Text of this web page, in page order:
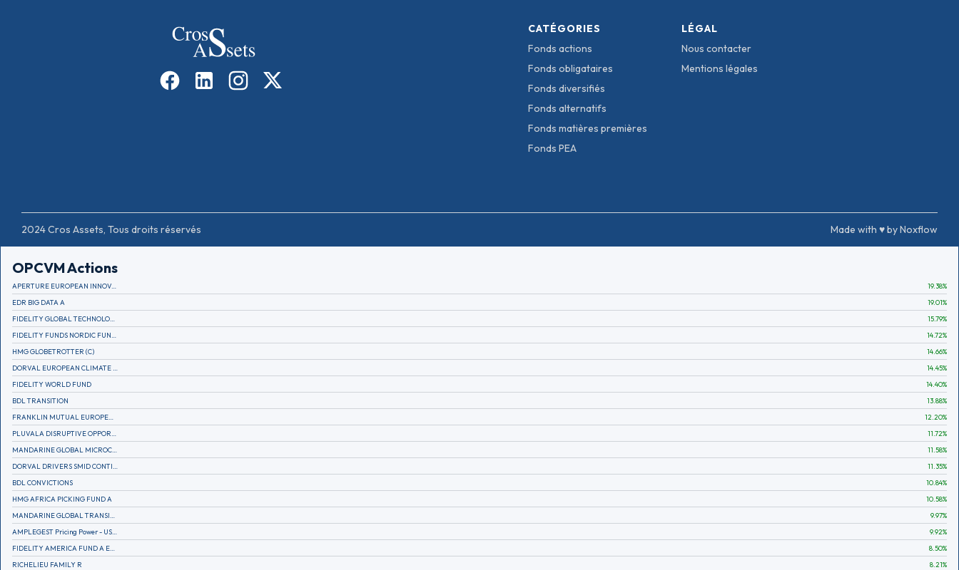
CATÉGORIES
Fonds actions
Fonds obligataires
Fonds diversifiés
Fonds alternatifs
Fonds matières premières
Fonds PEA
LÉGAL
Nous contacter
Mentions légales
2024 Cros Assets, Tous droits réservés Made with ♥ by Noxflow
OPCVM Actions
APERTURE EUROPEAN INNOVATION 19.38%
EDR BIG DATA A
19.01%
15.79%
14.72%
HMG GLOBETROTTER (C)
14.66%
14.45%
FIDELITY WORLD FUND
14.40%
BDL TRANSITION
13.88%
12.20%
11.72%
11.58%
11.35%
BDL CONVICTIONS
10.84%
HMG AFRICA PICKING FUND A
10.58%
9.97%
9.92%
8.50%
RICHELIEU FAMILY R
8.21%